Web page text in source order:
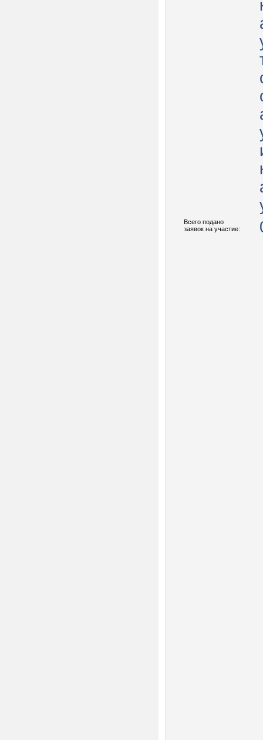
Всего подано
заявок на участие: